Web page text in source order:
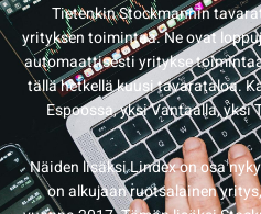
Tietenkin Stockmannin
yrityksen toimintaa. Ne ovat
automaattisesti yritykse
tällä hetkellä kuusi tavarataloa.
Espoossa, yksi Vantaalla, yksi
Näiden lisäksi Lindex on osa
on alkujaan ruotsalainen